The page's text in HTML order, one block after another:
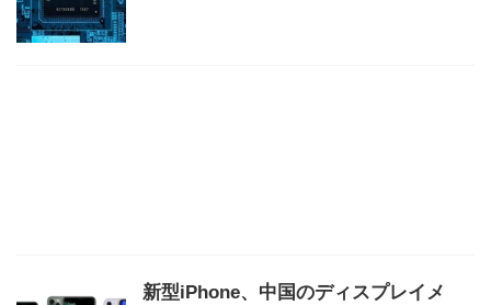
新型iPhone、中国のディスプレイメ